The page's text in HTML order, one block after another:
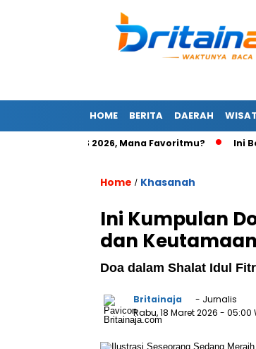
HOME BERITA DAERAH
di GIIAS 2026, Mana Favoritmu? Ini
Home / Khasanah
Ini Kumpulan
dan
Doa dalam Shalat Idul
Britainaja
- Jurnalis
Rabu, 18 Maret 2026 - 05:00